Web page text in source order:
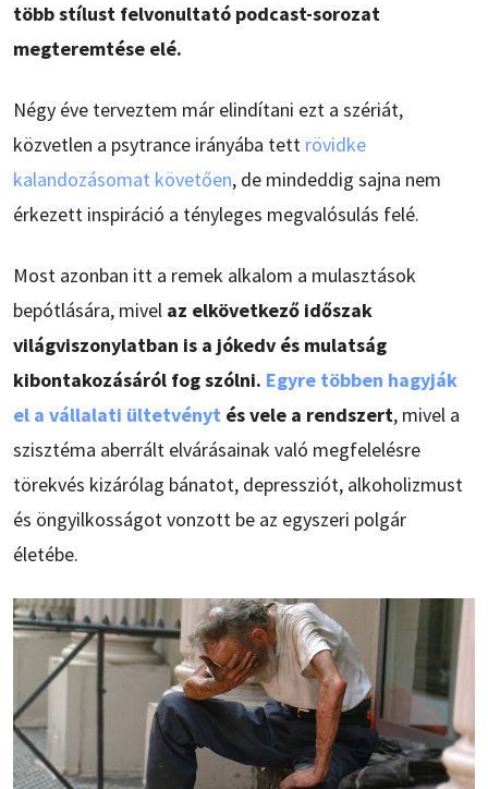
több stílust felvonultató podcast-sorozat
megteremtése elé.
Négy éve terveztem már elindítani ezt a szériát,
közvetlen a psytrance irányába tett rövidke
kalandozásomat követően, de mindeddig sajna nem
érkezett inspiráció a tényleges megvalósulás felé.
Most azonban itt a remek alkalom a mulasztások
bepótlására, mivel az elkövetkező időszak
világviszonylatban is a jókedv és mulatság
kibontakozásáról fog szólni. Egyre többen hagyják
el a vállalati ültetvényt és vele a rendszert, mivel a
szisztéma aberrált elvárásainak való megfelelésre
törekvés kizárólag bánatot, depressziót, alkoholizmust
és öngyilkosságot vonzott be az egyszeri polgár
életébe.